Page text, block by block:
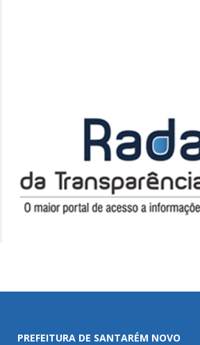
PREFEITURA DE SANTARÉM NOVO